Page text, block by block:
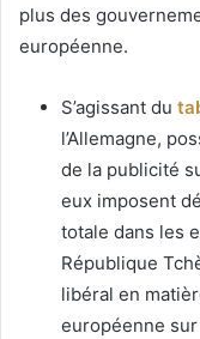
plus des
européenne.
S’agissant du
l’Allemagne,
de la publicité
eux imposent
totale dans les
République
libéral en
européenne